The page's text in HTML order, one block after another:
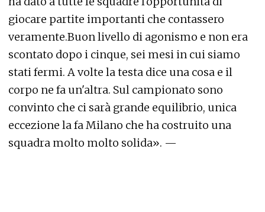
giocare partite importanti che contassero
veramente.Buon livello di agonismo e non era
scontato dopo i cinque, sei mesi in cui siamo
stati fermi. A volte la testa dice una cosa e il
corpo ne fa un'altra. Sul campionato sono
convinto che ci sarà grande equilibrio, unica
eccezione la fa Milano che ha costruito una
squadra molto molto solida». —